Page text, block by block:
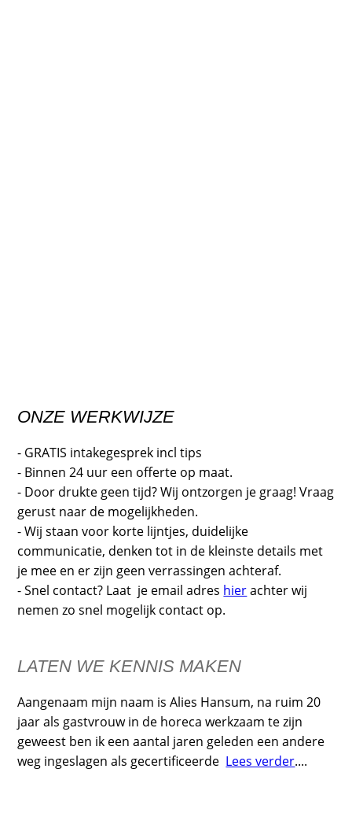
ONZE WERKWIJZE
- GRATIS intakegesprek incl tips
- Binnen 24 uur een offerte op maat.
- Door drukte geen tijd? Wij ontzorgen je graag! Vraag
gerust naar de mogelijkheden.
- Wij staan voor korte lijntjes, duidelijke
communicatie, denken tot in de kleinste details met
je mee en er zijn geen verrassingen achteraf.
- Snel contact? Laat je email adres hierachter wij
nemen zo snel mogelijk contact op.
LATEN WE KENNIS MAKEN
Aangenaam mijn naam is Alies Hansum, na ruim 20
jaar als gastvrouw in de horeca werkzaam te zijn
geweest ben ik een aantal jaren geleden een andere
weg ingeslagen als gecertificeerde Lees verder....